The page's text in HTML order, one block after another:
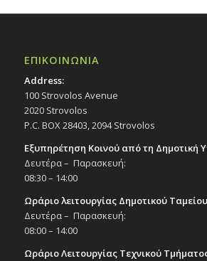
ΕΠΙΚΟΙΝΩΝΙΑ
Address:
100 Strovolos Avenue
2020 Strovolos
P.C. BOX 28403, 2094 Strovolos
Εξυπηρέτηση Κοινού από τη Δημοτική
Δευτέρα – Παρασκευή:
08:30 – 14:00
Ωράριο λειτουργίας Δημοτικού
Δευτέρα – Παρασκευή:
08:00 – 14:00
Ωράριο Λειτουργίας Τεχνικού